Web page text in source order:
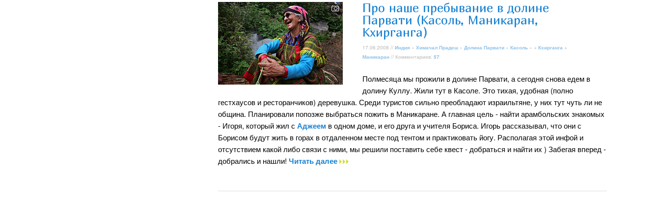
Про наше пребывание в долине
Парвати (Касоль, Маникаран,
Кхирганга)
17.06.2008 // Индия » Химачал Прадеш » Долина Парвати » Касоль » + Кхирганга +
Маникаран // Комментариев: 57
Полмесяца мы прожили в долине Парвати, а сегодня снова едем в
долину Куллу. Жили тут в Касоле. Это тихая, удобная (полно
гестхаусов и ресторанчиков) деревушка. Среди туристов сильно преобладают израильтяне, у них тут чуть ли не
община. Планировали попозже выбраться пожить в Маникаране. А главная цель - найти арамбольских знакомых
- Игоря, который жил с Аджеем в одном доме, и его друга и учителя Бориса. Игорь рассказывал, что они с
Борисом будут жить в горах в отдаленном месте под тентом и практиковать йогу. Располагая этой инфой и
отсутствием какой либо связи с ними, мы решили поставить себе квест - добраться и найти их ) Забегая вперед -
добрались и нашли! Читать далее